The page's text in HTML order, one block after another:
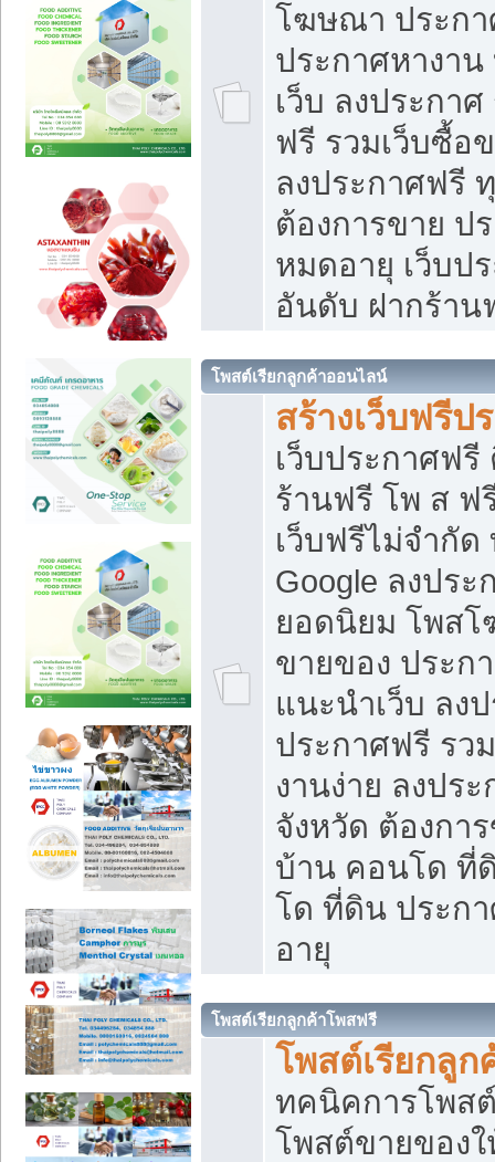
โฆษณา ประกา
ประกาศหางา
เว็บ ลงประกา
ฟรี รวมเว็บซื้อ
ลงประกาศฟรี
ต้องการขาย ป
หมดอายุ เว็บป
อันดับ ฝากร้าน
โพสต์เรียกลูกค้าออนไลน์
สร้างเว็บฟรีป
เว็บประกาศฟ
ร้านฟรี โพ ส ฟ
เว็บฟรีไม่จำกัด
Google ลงประ
ยอดนิยม โพส
ขายของ ประก
แนะนำเว็บ ลง
ประกาศฟรี รว
งานง่าย ลงปร
จังหวัด ต้องกา
บ้าน คอนโด ที่
โด ที่ดิน ประก
อายุ
โพสต์เรียกลูกค้าโพสฟรี
โพสต์เรียกลูก
ทคนิคการโพส
โพสต์ขายของ